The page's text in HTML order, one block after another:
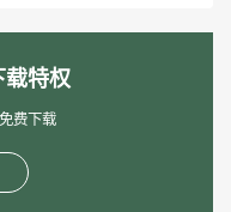
载特权
费下载